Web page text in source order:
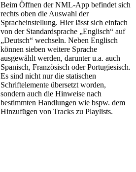
Beim Öffnen der NML-App befindet sich
rechts oben die Auswahl der
Spracheinstellung. Hier lässt sich einfach
von der Standardsprache „Englisch“ auf
„Deutsch“ wechseln. Neben Englisch
können sieben weitere Sprache
ausgewählt werden, darunter u.a. auch
Spanisch, Französisch oder Portugiesisch.
Es sind nicht nur die statischen
Schriftelemente übersetzt worden,
sondern auch die Hinweise nach
bestimmten Handlungen wie bspw. dem
Hinzufügen von Tracks zu Playlists.